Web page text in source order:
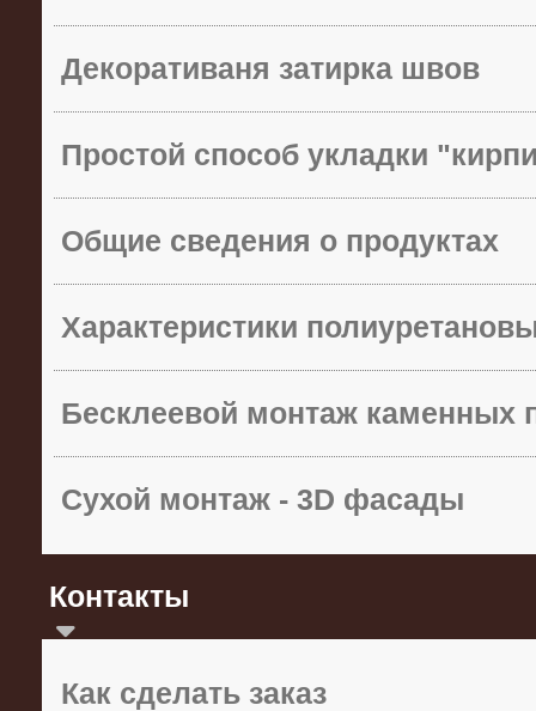
Декоративаня затирка швов
Простой способ укладки
Общие сведения о продуктах
Характеристики
Бесклеевой монтаж каменных
Сухой монтаж - 3D фасады
Контакты
Как сделать заказ